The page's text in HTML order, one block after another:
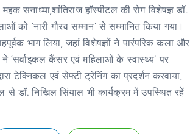
सनाध्या,शांतिराज हॉस्पीटल की रोग विशेषज्ञ डॉ.
को ‘नारी गौरव सम्मान’ से सम्मानित किया गया।
भाग लिया, जहां विशेषज्ञों ने पारंपरिक कला और
‘सर्वाइकल कैंसर एवं महिलाओं के स्वास्थ्य’ पर
टेक्निकल एवं सेफ्टी ट्रेनिंग का प्रदर्शन करवाया,
डॉ. निखिल सिंयाल भी कार्यक्रम में उपस्थित रहें